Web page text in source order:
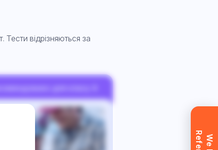
Тести відрізняються за